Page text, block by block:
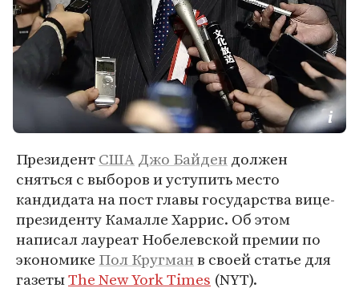
ПрезидентСШАДжо Байден должен
сняться с выборов и уступить место
кандидата на пост главы государства вице-
президенту Камалле Харрис. Об этом
написал лауреат Нобелевской премии по
экономике Пол Кругманв своей статье для
газетыThe New York Times (NYT).